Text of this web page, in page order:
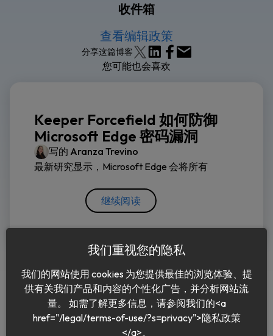
收件箱
查看编辑政策
Keeper Forcefield 如何防御
Microsoft Edge 密码漏洞
最新研究显示，Microsoft Edge 会将所有
继续阅读
我们重视您的隐私
我们的网站使用 cookies 为您提供最佳的浏览体验、提
供有关我们产品和内容的个性化广告，并分析网站流
量。 如需了解更多信息，请参阅我们的<a
href="/legal/terms-of-use/?s=privacy">隐私政策
</a>。